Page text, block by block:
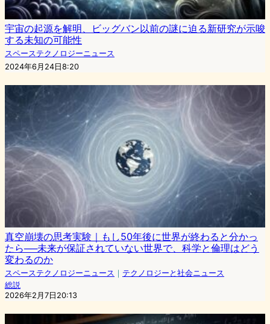
宇宙の起源を解明、ビッグバン以前の謎に迫る新研究が示唆
する未知の可能性
スペーステクノロジーニュース
2024年6月24日8:20
真空崩壊の思考実験｜もし50年後に世界が終わると分かっ
たら──未来が保証されていない世界で、科学と倫理はどう
変わるのか
スペーステクノロジーニュース ｜ テクノロジーと社会ニュース
総説
2026年2月7日20:13